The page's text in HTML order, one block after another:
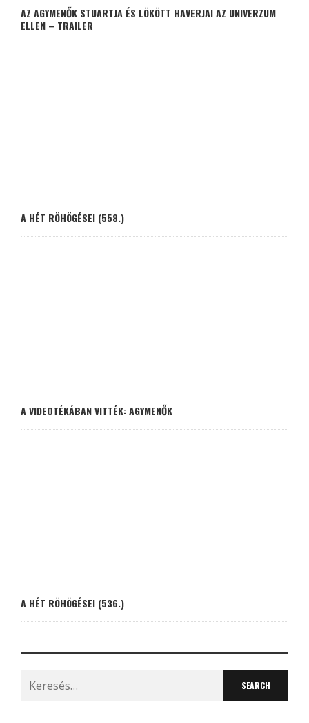
AZ AGYMENŐK STUARTJA ÉS LÖKÖTT HAVERJAI AZ UNIVERZUM
ELLEN – TRAILER
A HÉT RÖHÖGÉSEI (558.)
A VIDEOTÉKÁBAN VITTÉK: AGYMENŐK
A HÉT RÖHÖGÉSEI (536.)
Search
for: